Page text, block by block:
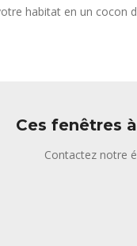
habitat en un cocon
Ces fenêtres
Contactez notre